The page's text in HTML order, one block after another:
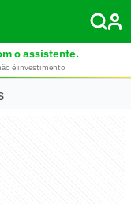
o assistente.
é investimento